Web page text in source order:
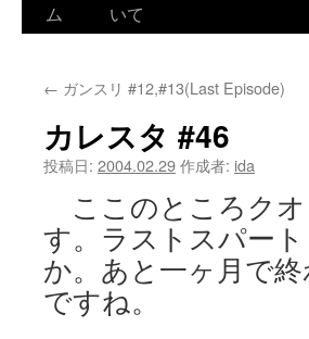
ン
へ
ッ
ム
いて
← ガンスリ #12,#13(Last Episode)
カレスタ #46
投稿日: 2004.02.29作成者: ida
ここのところク
す。ラストスパー
か。あと一ヶ月で
ですね。